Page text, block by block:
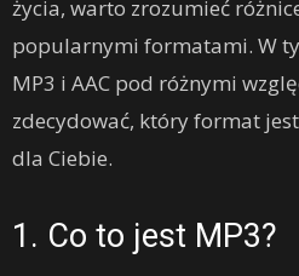
życia, warto zrozumieć
popularnymi formatami. W
MP3 i AAC pod różnymi
zdecydować, który format
dla Ciebie.
1. Co to jest MP3?